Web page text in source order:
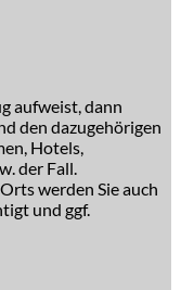
aufweist, dann
den dazugehörigen
Hotels,
der Fall.
werden Sie auch
und ggf.